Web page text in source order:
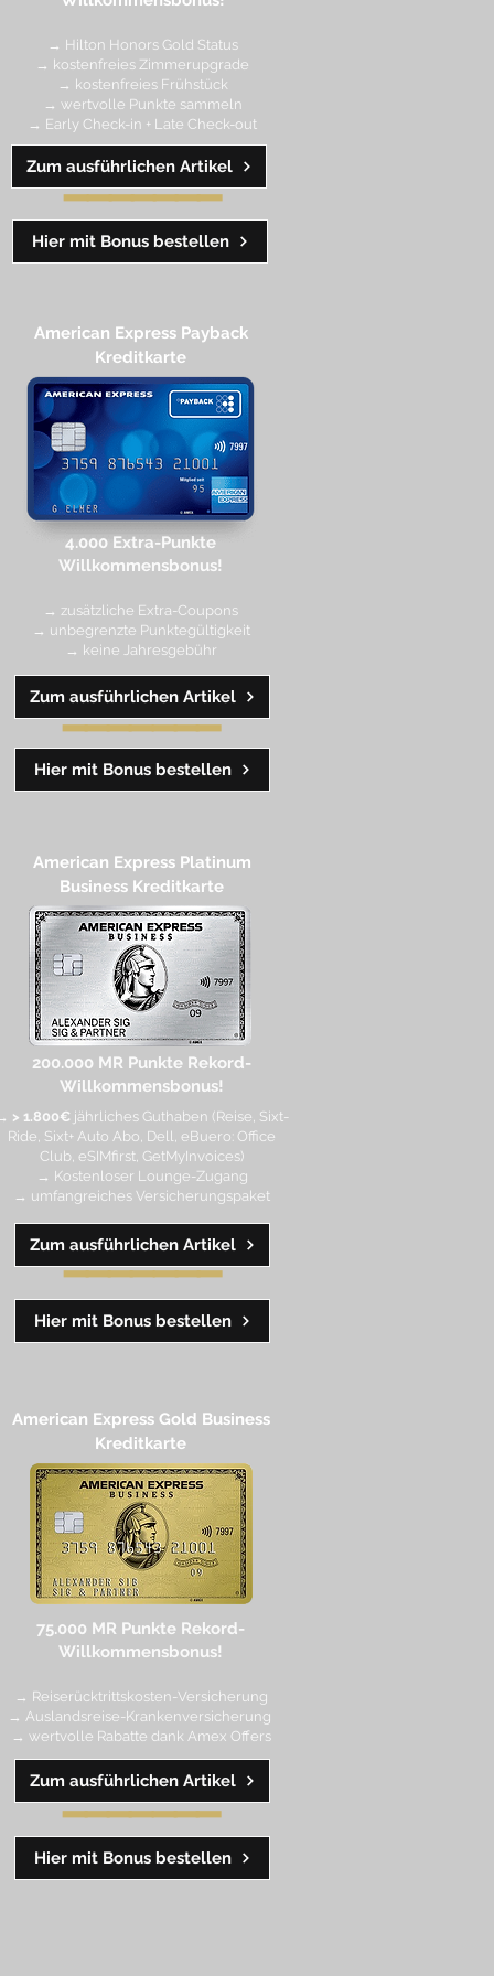
→ Hilton Honors Gold Status
→ kostenfreies Zimmerupgrade
→ kostenfreies Frühstück
→ wertvolle Punkte sammeln
→ Early Check-in + Late Check-out
━━━━━━━
Hier mit Bonus bestellen
Zum ausführlichen Artikel
Hier mit Bonus bestellen
Zum ausführlichen Artikel
American Express Payback
Kreditkarte​
4.000 Extra-Punkte
Willkommensbonus!
→ zusätzliche Extra-Coupons
→ unbegrenzte Punktegültigkeit
→ keine Jahresgebühr
━━━━━━━
American Express Platinum
Business Kreditkarte​
200.000 MR Punkte Rekord-
Willkommensbonus!
> 1.800€ jährliches Guthaben (Reise, Sixt-
Ride, Sixt+ Auto Abo, Dell, eBuero: Office
Club, eSIMfirst, GetMyInvoices)
→ Kostenloser Lounge-Zugang
→ umfangreiches Versicherungspaket
━━━━━━━
Hier mit Bonus bestellen
Zum ausführlichen Artikel
Hier mit Bonus bestellen
Zum ausführlichen Artikel
American Express Gold Business
Kreditkarte​
75.000 MR Punkte Rekord-
Willkommensbonus!
→ Reiserücktrittskosten-Versicherung
→ Auslandsreise-Krankenversicherung
→ wertvolle Rabatte dank Amex Offers
━━━━━━━